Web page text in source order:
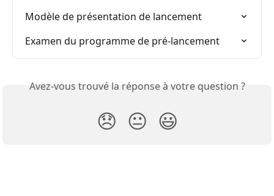
Modèle de présentation de lancement
Examen du programme de pré-lancement
Avez-vous trouvé la réponse à votre question ?
😞 😐 😃